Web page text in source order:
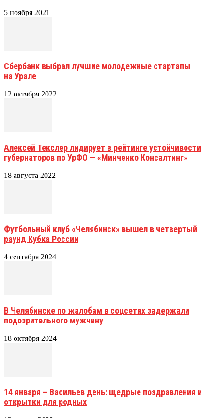
5 ноября 2021
Сбербанк выбрал лучшие молодежные стартапы
на Урале
12 октября 2022
Алексей Текслер лидирует в рейтинге устойчивости
губернаторов по УрФО — «Минченко Консалтинг»
18 августа 2022
Футбольный клуб «Челябинск» вышел в четвертый
раунд Кубка России
4 сентября 2024
В Челябинске по жалобам в соцсетях задержали
подозрительного мужчину
18 октября 2024
14 января – Васильев день: щедрые поздравления и
открытки для родных